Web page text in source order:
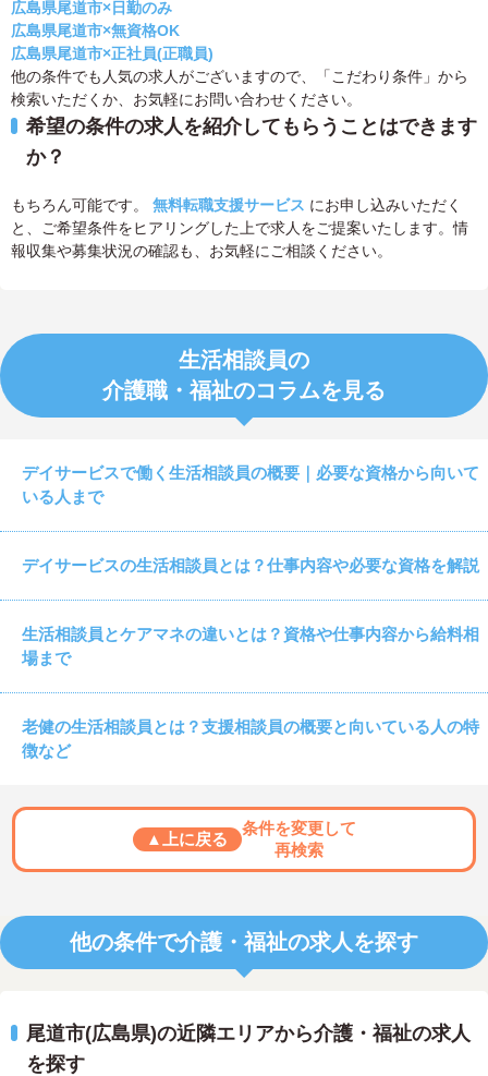
広島県尾道市×日勤のみ
広島県尾道市×無資格OK
広島県尾道市×正社員(正職員)
他の条件でも人気の求人がございますので、「こだわり条件」から
検索いただくか、お気軽にお問い合わせください。
希望の条件の求人を紹介してもらうことはできます
か？
もちろん可能です。 無料転職支援サービス にお申し込みいただく
と、ご希望条件をヒアリングした上で求人をご提案いたします。情
報収集や募集状況の確認も、お気軽にご相談ください。
生活相談員の
介護職・福祉のコラムを見る
デイサービスで働く生活相談員の概要｜必要な資格から向いて
いる人まで
デイサービスの生活相談員とは？仕事内容や必要な資格を解説
生活相談員とケアマネの違いとは？資格や仕事内容から給料相
場まで
老健の生活相談員とは？支援相談員の概要と向いている人の特
徴など
▲上に戻る
条件を変更して
再検索
他の条件で介護・福祉の求人を探す
尾道市(広島県)の近隣エリアから介護・福祉の求人
を探す